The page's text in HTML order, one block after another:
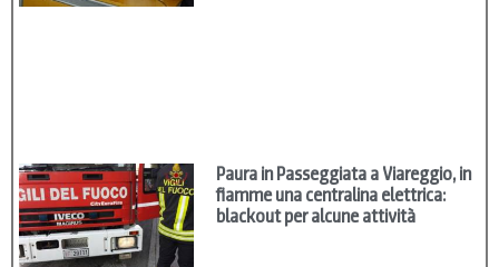
Paura in Passeggiata a Viareggio, in
fiamme una centralina elettrica:
blackout per alcune attività